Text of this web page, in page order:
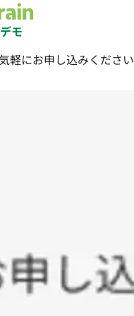
モ
軽にお申し込みくださ